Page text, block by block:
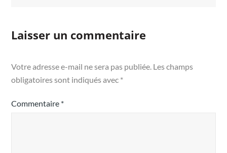
Laisser un commentaire
Votre adresse e-mail ne sera pas publiée. Les champs
obligatoires sont indiqués avec *
Commentaire *